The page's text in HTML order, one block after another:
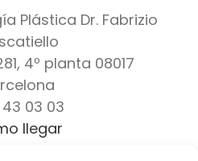
Plástica Dr. Fabrizio
4º planta 08017
03 03
llegar